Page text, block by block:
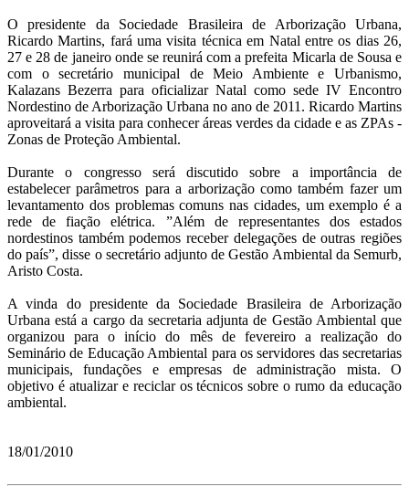
O presidente da Sociedade Brasileira de Arborização Urbana,
Ricardo Martins, fará uma visita técnica em Natal entre os dias 26,
27 e 28 de janeiro onde se reunirá com a prefeita Micarla de Sousa e
com o secretário municipal de Meio Ambiente e Urbanismo,
Kalazans Bezerra para oficializar Natal como sede IV Encontro
Nordestino de Arborização Urbana no ano de 2011. Ricardo Martins
aproveitará a visita para conhecer áreas verdes da cidade e as ZPAs -
Zonas de Proteção Ambiental.
Durante o congresso será discutido sobre a importância de
estabelecer parâmetros para a arborização como também fazer um
levantamento dos problemas comuns nas cidades, um exemplo é a
rede de fiação elétrica. ”Além de representantes dos estados
nordestinos também podemos receber delegações de outras regiões
do país”, disse o secretário adjunto de Gestão Ambiental da Semurb,
Aristo Costa.
A vinda do presidente da Sociedade Brasileira de Arborização
Urbana está a cargo da secretaria adjunta de Gestão Ambiental que
organizou para o início do mês de fevereiro a realização do
Seminário de Educação Ambiental para os servidores das secretarias
municipais, fundações e empresas de administração mista. O
objetivo é atualizar e reciclar os técnicos sobre o rumo da educação
ambiental.
18/01/2010